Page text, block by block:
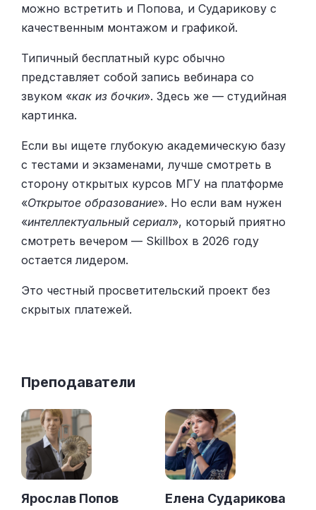
можно встретить и Попова, и Сударикову с
качественным монтажом и графикой.
Типичный бесплатный курс обычно
представляет собой запись вебинара со
звуком «как из бочки». Здесь же — студийная
картинка.
Если вы ищете глубокую академическую базу
с тестами и экзаменами, лучше смотреть в
сторону открытых курсов МГУ на платформе
«Открытое образование». Но если вам нужен
«интеллектуальный сериал», который приятно
смотреть вечером — Skillbox в 2026 году
остается лидером.
Это честный просветительский проект без
скрытых платежей.
Преподаватели
Ярослав Попов Елена Сударикова